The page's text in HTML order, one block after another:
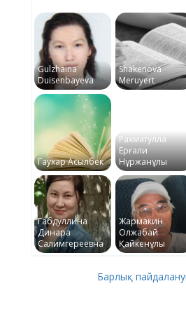
Gulzhaina
Duisenbayeva
Shakenova
Meruyert
Гаухар Асылбек
Рахматулла
Ерғали
Нұржанұлы
Габдуллина
Динара
Салимгереевна
Жармакин
Олжабай
Қайкенұлы
Барлық